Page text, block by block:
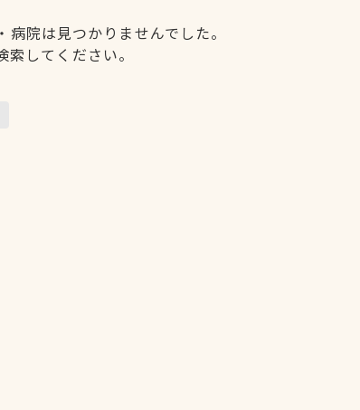
院は見つかりませんでした。
してください。